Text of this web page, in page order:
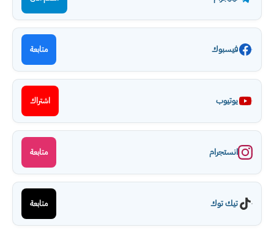
فيسبوك متابعة
يوتيوب اشتراك
انستجرام متابعة
تيك توك متابعة